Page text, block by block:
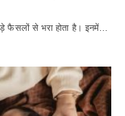
फैसलों से भरा होता है। इनमें…